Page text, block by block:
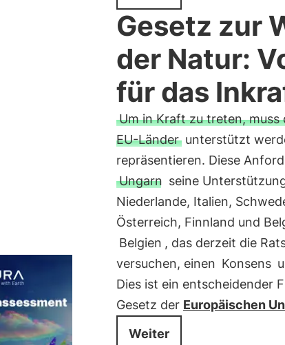
Gesetz zur
der Natur:
für das
Um in Kraft zu treten, muss
EU-Länderunterstützt
repräsentieren. Diese
Ungarn seine
Niederlande, Italien,
Österreich, Finnland und
Belgien , das derzeit die
versuchen, einen Konsens
Dies ist ein entscheidender
Gesetz der Europäischen
Weiter